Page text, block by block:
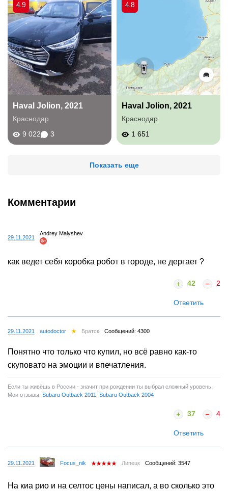
Haval Jolion, 2021
Краснодар
9 022
3
4.9
Haval Jolion, 2021
Краснодар
1 651
4.8
Показать еще
Комментарии
29.11.2021
Andrey Malyshev
как ведет себя коробка робот в городе, не дергает ?
42 2
Ответить
29.11.2021 autodoctor Братск Сообщений: 4300
Понятно что только что купил, но всё равно как-то
скуповато на эмоции и впечатления.
Если ты живёшь в России - значит при рождении ты выбрал сложный уровень.
Мои отзывы: Subaru Outback 2011 Subaru Outback 2004
37 4
Ответить
29.11.2021 Focus_nik Липецк Сообщений: 3547
На киа рио и на селтос цены написал, а во сколько это